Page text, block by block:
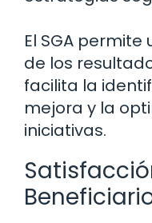
El SGA
de los
facilita la
mejora y la
iniciativas.